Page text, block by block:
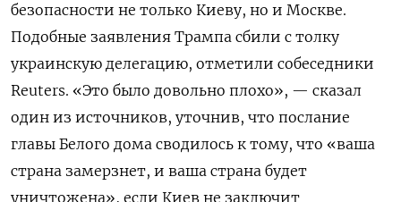
безопасности не только Киеву, но и Москве.
Подобные заявления Трампа сбили с толку
украинскую делегацию, отметили собеседники
Reuters. «Это было довольно плохо», — сказал
один из источников, уточнив, что послание
главы Белого дома сводилось к тому, что «ваша
страна замерзнет, и ваша страна будет
уничтожена», если Киев не заключит